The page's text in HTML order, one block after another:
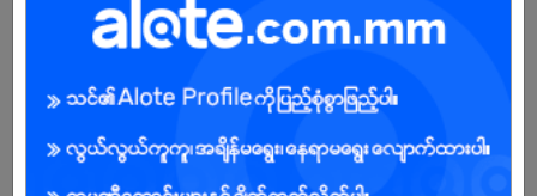
အလုပ်ခန့်အပ်ပါမည်။
BENEFITS